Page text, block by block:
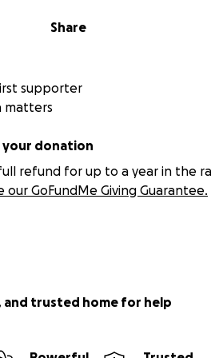
Share
supporter
matters
your donation
refund for up to a year in the
our GoFundMe Giving Guarantee.
and trusted home for help